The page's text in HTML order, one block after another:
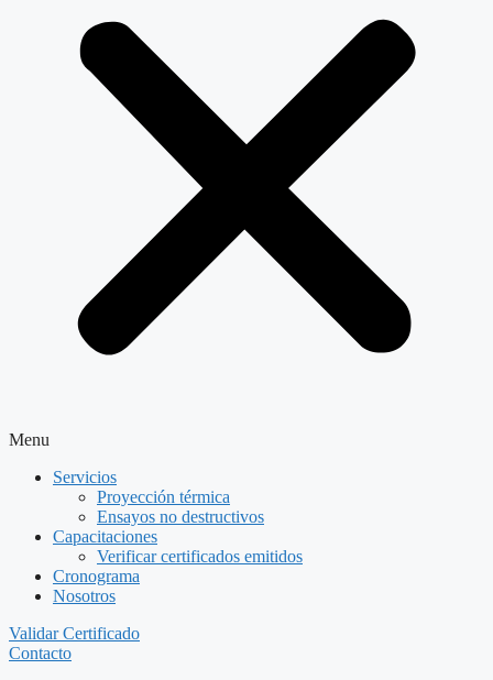
Menu
Servicios
Proyección térmica
Ensayos no destructivos
Capacitaciones
Verificar certificados emitidos
Cronograma
Nosotros
Validar Certificado
Contacto